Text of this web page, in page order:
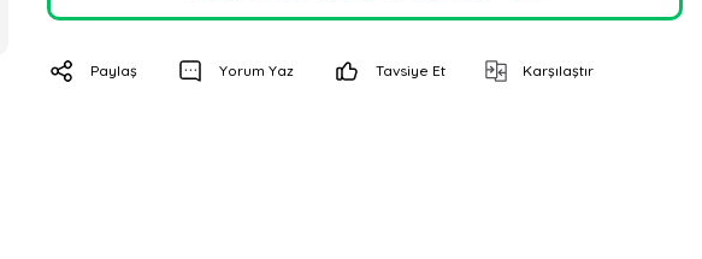
Paylaş Yorum Yaz Tavsiye Et Karşılaştır